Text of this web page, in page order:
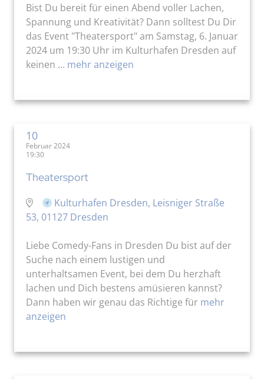
Bist Du bereit für einen Abend voller Lachen,
Spannung und Kreativität? Dann solltest Du Dir
das Event "Theatersport" am Samstag, 6. Januar
2024 um 19:30 Uhr im Kulturhafen Dresden auf
keinen ... mehr anzeigen
10
Februar 2024
19:30
Theatersport
Kulturhafen Dresden, Leisniger Straße
53, 01127 Dresden
Liebe Comedy-Fans in Dresden Du bist auf der
Suche nach einem lustigen und
unterhaltsamen Event, bei dem Du herzhaft
lachen und Dich bestens amüsieren kannst?
Dann haben wir genau das Richtige für mehr
anzeigen